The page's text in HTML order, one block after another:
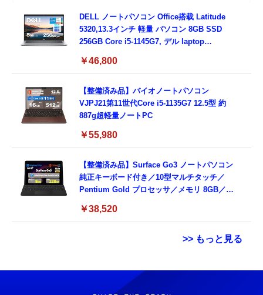
DELL ノートパソコン Office搭载 Latitude
5320,13.3インチ 軽量 パソコン 8GB SSD
256GB Core i5-1145G7, デル laptop
ド付き (整備済み品)
￥46,800
【整備済み品】バイオノートパソコン
VJPJ21第11世代Core i5-1135G7 12.5型 約
887g超軽量ノートPC
￥55,980
【整備済み品】Surface Go3 ノートパソコン
純正キーボード付き／10型マルチタッチ／
Pentium Gold プロセッサ／メモリ 8GB／
Bluetooth5.0／USB-C／1080p顔認証カメラ
￥38,520
>> もっと見る
Grithope イヤホン タイプC【2026新モデル
耐久性】 有線イヤホン マイク付き HiFi音質
霊界コミュニケーションロボット BAKETAN
WARASHI ばけたん ワラシ 改 KAI